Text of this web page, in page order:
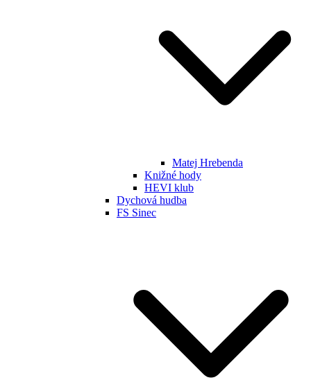
Matej Hrebenda
Knižné hody
HEVI klub
Dychová hudba
FS Sinec